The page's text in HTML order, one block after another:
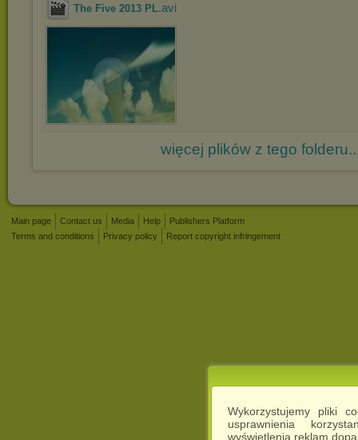
Wykorzystujemy pliki
usprawnienia
wyświetlenia reklam
The Five 2013 PL.avi
więcej plików z tego
Main page Contact us Media Help
Publishers Platform
Terms and conditions
Privacy policy Report copyright infringement